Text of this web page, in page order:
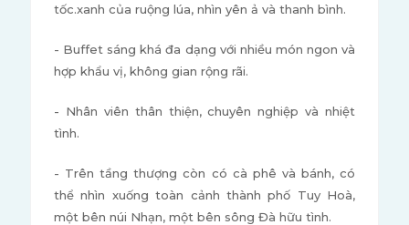
tốc.xanh của ruộng lúa, nhìn yên ả và thanh bình.
- Buffet sáng khá đa dạng với nhiều món ngon và
hợp khẩu vị, không gian rộng rãi.
- Nhân viên thân thiện, chuyên nghiệp và nhiệt
tình.
- Trên tầng thượng còn có cà phê và bánh, có
thể nhìn xuống toàn cảnh thành phố Tuy Hoà,
một bên núi Nhạn, một bên sông Đà hữu tình.